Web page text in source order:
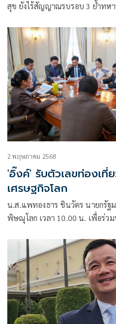
สุข ยังไร้สัญญาณรบรอบ 3 ย้ำทห
ทหารชายแดน- ชั้นผู้น้อย
2 พฤษภาคม 2568
'อิ๊งค์' รับตัวเลขท่องเที่
เศรษฐกิจโลก
น.ส.แพทองธาร ชินวัตร นายกรัฐ
พิษณุโลก เวลา 10.00 น. เพื่อร่
บ่ายที่ทำเนียบรัฐบาล นายกฯได้
ทอง